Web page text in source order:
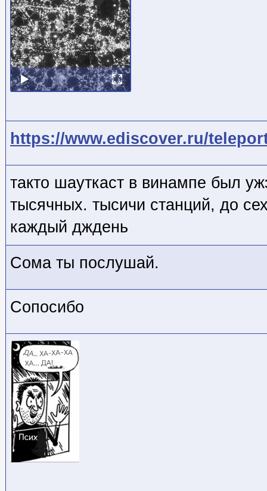
https://www.ediscover.ru/
такто шауткаст в винампе был
тысячных. тысичи станций, до
каждый дждень
Сома ты послушай.
Сопосибо